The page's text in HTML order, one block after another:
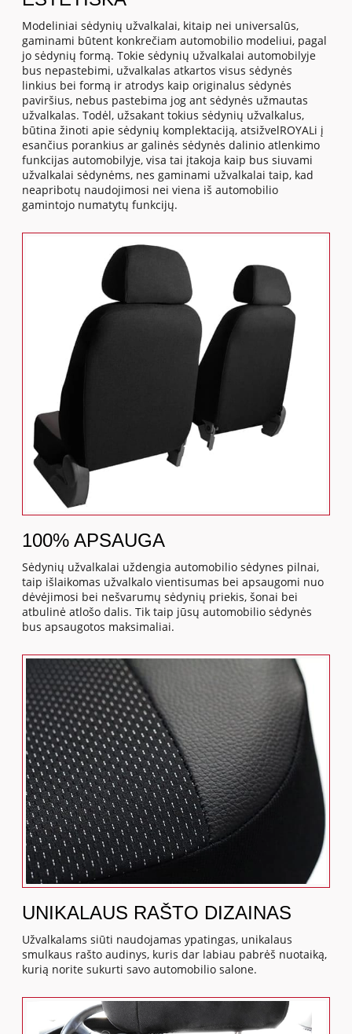
Modeliniai sėdynių užvalkalai, kitaip nei universalūs,
gaminami būtent konkrečiam automobilio modeliui, pagal
jo sėdynių formą. Tokie sėdynių užvalkalai automobilyje
bus nepastebimi, užvalkalas atkartos visus sėdynės
linkius bei formą ir atrodys kaip originalus sėdynės
paviršius, nebus pastebima jog ant sėdynės užmautas
užvalkalas. Todėl, užsakant tokius sėdynių užvalkalus,
būtina žinoti apie sėdynių komplektaciją, atsižvelROYALi į
esančius porankius ar galinės sėdynės dalinio atlenkimo
funkcijas automobilyje, visa tai įtakoja kaip bus siuvami
užvalkalai sėdynėms, nes gaminami užvalkalai taip, kad
neapribotų naudojimosi nei viena iš automobilio
gamintojo numatytų funkcijų.
100% APSAUGA
Sėdynių užvalkalai uždengia automobilio sėdynes pilnai,
taip išlaikomas užvalkalo vientisumas bei apsaugomi nuo
dėvėjimosi bei nešvarumų sėdynių priekis, šonai bei
atbulinė atlošo dalis. Tik taip jūsų automobilio sėdynės
bus apsaugotos maksimaliai.
UNIKALAUS RAŠTO DIZAINAS
Užvalkalams siūti naudojamas ypatingas, unikalaus
smulkaus rašto audinys, kuris dar labiau pabrėš nuotaiką,
kurią norite sukurti savo automobilio salone.